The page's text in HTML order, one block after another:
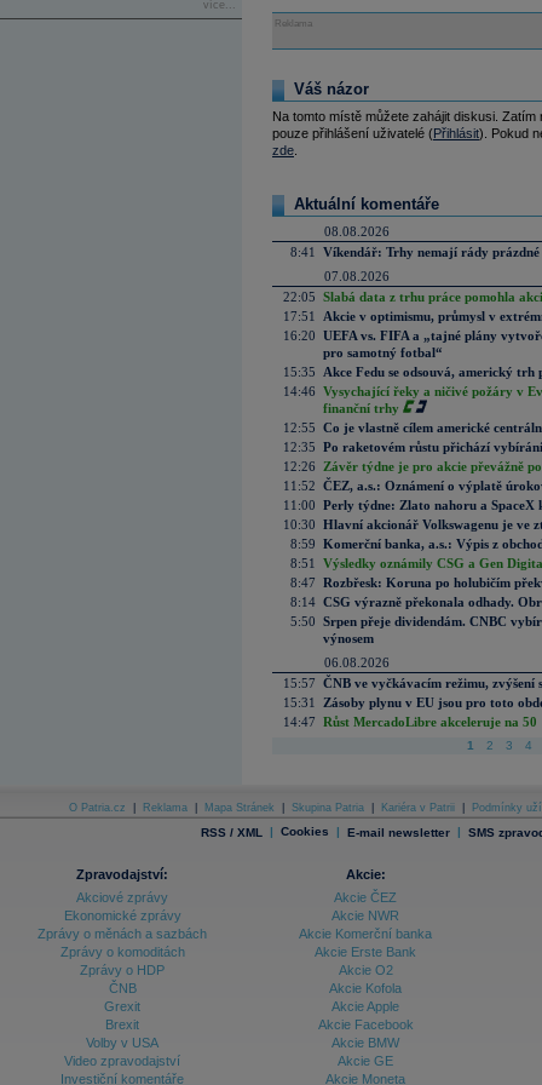
více...
Reklama
Váš názor
Na tomto místě můžete zahájit diskusi.
pouze přihlášení uživatelé (Přihlásit). Pokud
zde
Aktuální komentáře
08.08.2026
8:41
Víkendář: Trhy nemají rády prázdné
07.08.2026
22:05 Slabá data z trhu práce pomohla
17:51
Akcie v optimismu, průmysl v
16:20 UEFA vs. FIFA a „tajné plány
pro samotný fotbal“
15:35
Akce Fedu se odsouvá, americký
14:46 Vysychající řeky a ničivé požáry v
finanční trhy
12:55 Co je vlastně cílem americké
12:35 Po raketovém růstu přichází
12:26
Závěr týdne je pro akcie převážně
11:52 ČEZ, a.s.: Oznámení o výplatě
11:00 Perly týdne: Zlato nahoru a SpaceX
10:30 Hlavní akcionář Volkswagenu je ve
8:59 Komerční banka, a.s.: Výpis z
8:51
Výsledky oznámily CSG a Gen
8:47 Rozbřesk: Koruna po holubičím
8:14 CSG výrazně překonala odhady.
5:50 Srpen přeje dividendám. CNBC
výnosem
06.08.2026
15:57 ČNB ve vyčkávacím režimu, zvýšení
15:31
Zásoby plynu v EU jsou pro toto
14:47 Růst MercadoLibre akceleruje na
1 2 3 4
O Patria.cz Reklama Mapa Stránek Skupina Patria Kariéra v Patrii Podmínky
RSS / XML | Cookies | E-mail newsletter | SMS
Zpravodajství:
Akciové zprávy
Ekonomické zprávy
Zprávy o měnách a sazbách
Zprávy o komoditách
Zprávy o HDP
ČNB
Grexit
Brexit
Volby v USA
Video zpravodajství
Investiční komentáře
Akcie:
Akcie ČEZ
Akcie NWR
Akcie Komerční banka
Akcie Erste Bank
Akcie O2
Akcie Kofola
Akcie Apple
Akcie Facebook
Akcie BMW
Akcie GE
Akcie Moneta